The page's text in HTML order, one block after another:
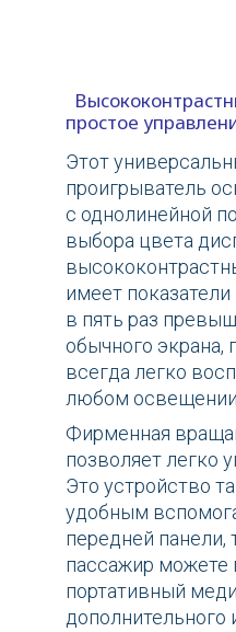
простое
Этот
проигрыватель
с однолинейной
выбора цвета
имеет
в пять раз
обычного экрана,
всегда легко
любом освещении.
Фирменная
позволяет легко
Это устройство
удобным
передней панели,
пассажир можете
портативный
дополнительного